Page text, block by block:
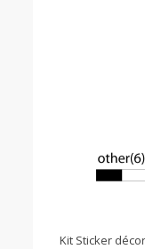
Kit Sticker